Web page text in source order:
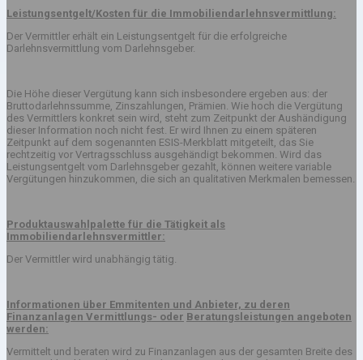
Leistungsentgelt/Kosten für die Immobiliendarlehnsvermittlung:
Der Vermittler erhält ein Leistungsentgelt für die erfolgreiche
Darlehnsvermittlung vom Darlehnsgeber.
Die Höhe dieser Vergütung kann sich insbesondere ergeben aus: der
Bruttodarlehnssumme, Zinszahlungen, Prämien. Wie hoch die Vergütung
des Vermittlers konkret sein wird, steht zum Zeitpunkt der Aushändigung
dieser Information noch nicht fest. Er wird Ihnen zu einem späteren
Zeitpunkt auf dem sogenannten ESIS-Merkblatt mitgeteilt, das Sie
rechtzeitig vor Vertragsschluss ausgehändigt bekommen. Wird das
Leistungsentgelt vom Darlehnsgeber gezahlt, können weitere variable
Vergütungen hinzukommen, die sich an qualitativen Merkmalen bemessen.
Produktauswahlpalette für die Tätigkeit als
Immobiliendarlehnsvermittler:
Der Vermittler wird unabhängig tätig.
Informationen über Emmitenten und Anbieter, zu deren
Finanzanlagen Vermittlungs- oder Beratungsleistungen angeboten
werden:
Vermittelt und beraten wird zu Finanzanlagen aus der gesamten Breite des